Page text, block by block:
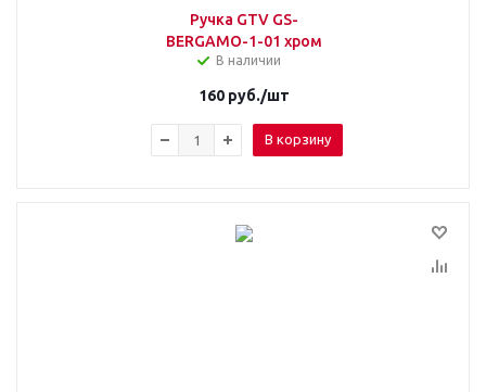
Ручка GTV GS-
BERGAMO-1-01 хром
В наличии
160руб./шт
В корзину